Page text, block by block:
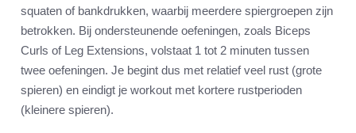
squaten of bankdrukken, waarbij meerdere spiergroepen zijn
betrokken. Bij ondersteunende oefeningen, zoals Biceps
Curls of Leg Extensions, volstaat 1 tot 2 minuten tussen
twee oefeningen. Je begint dus met relatief veel rust (grote
spieren) en eindigt je workout met kortere rustperioden
(kleinere spieren).